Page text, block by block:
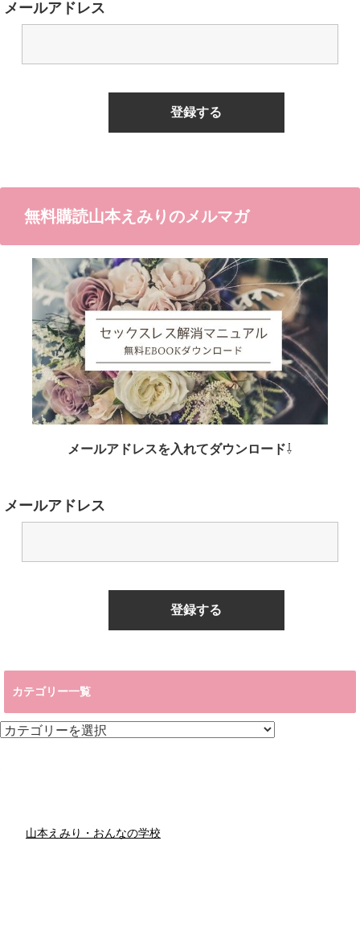
メールアドレス
無料購読山本えみりのメルマガ
メールアドレスを入れてダウンロード⇩
メールアドレス
カテゴリー一覧
カ
山本えみり・おんなの学校